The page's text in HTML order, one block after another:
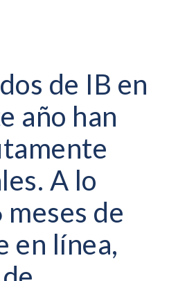
de IB en
año han
A lo
de
en línea,